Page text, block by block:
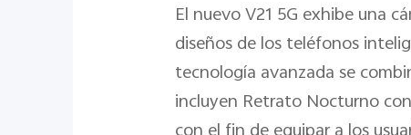
El nuevo V21 5G exhibe una
diseños de los teléfonos
tecnología avanzada se
incluyen Retrato Nocturno